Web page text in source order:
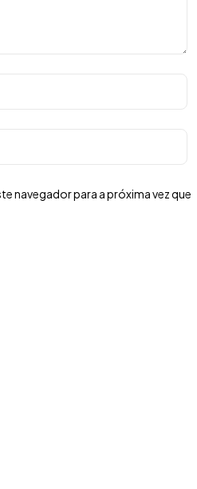
navegador para a próxima vez que